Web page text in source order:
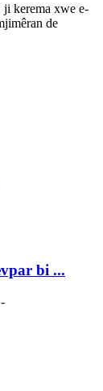
ji kerema xwe e-
de
bi ...
-